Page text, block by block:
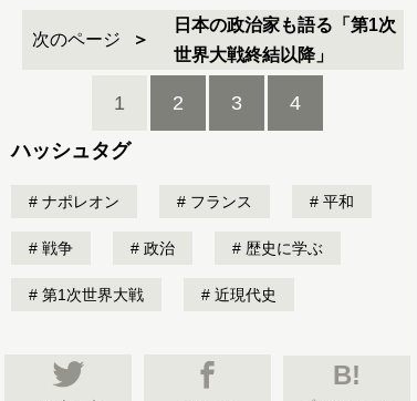
次のページ
日本の政治家も語る「第1次
世界大戦終結以降」
1 2 3 4
ハッシュタグ
ナポレオン フランス 平和
戦争 政治 歴史に学ぶ
第1次世界大戦 近現代史
B!